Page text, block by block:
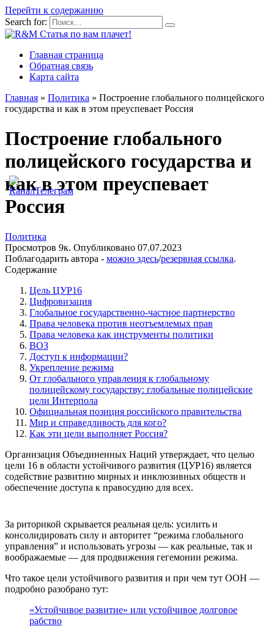
Перейти к содержанию
Search for:
Главная страница
Обратная связь
Карта сайта
Главная » Политика » Построение глобального полицейского
государства и как в этом преуспевает Россия
Построение глобального
полицейского государства и
как в этом преуспевает
Россия
Политика
Просмотров 9к. Опубликовано 07.07.2023
Поблагодарить автора - можно здесь/резервная ссылка.
Содержание
Цель ЦУР16
Цифровизация
Глобальное государственно-частное партнерство
Права человека против неотъемлемых прав
Права человека как инструменты политики
ВОЗ
Доступ к информации?
Укрепление режима
От глобального управления к глобальному
полицейскому государству: глобальные полицейские
цели Интерпола
Официальная позиция российского правительства
Мир и справедливость для кого?
Как эти цели выполняет Россия?
Организация Объединенных Наций утверждает, что целью
цели 16 в области устойчивого развития (ЦУР16) является
содействие развитию мирных и инклюзивных обществ и
обеспечение доступа к правосудию для всех.
За риторикой скрывается реальная цель: усилить и
консолидировать силу и авторитет “режима глобального
управления” и использовать угрозы — как реальные, так и
воображаемые — для продвижения гегемонии режима.
Что такое цели устойчивого развития и при чем тут ООН —
подробно разобрано тут:
«Устойчивое развитие» или устойчивое долговое
рабство